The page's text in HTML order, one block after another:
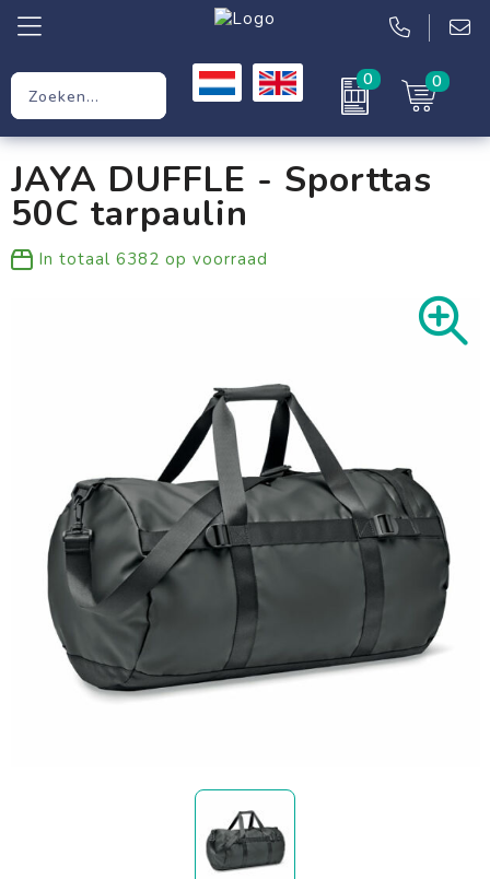
0 0
Werkkleding
Kleding
JAYA DUFFLE - Sporttas
50C tarpaulin
In totaal 6382 op voorraad